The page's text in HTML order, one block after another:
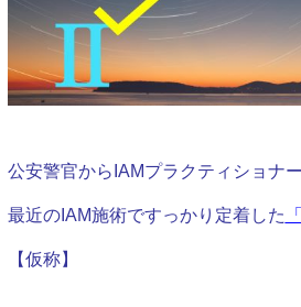
公安警官からIAMプラクティショナ
最近のIAM施術ですっかり定着した
【仮称】